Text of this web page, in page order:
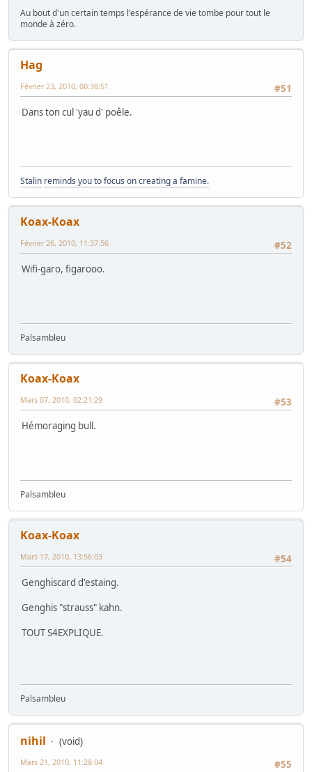
Au bout d'un certain temps l'espérance de vie tombe pour tout le
monde à zéro.
Hag
#51
Février 23, 2010, 00:38:51
Dans ton cul 'yau d' poêle.
Stalin reminds you to focus on creating a famine.
Koax-Koax
#52
Février 26, 2010, 11:37:56
Wifi-garo, figarooo.
Palsambleu
Koax-Koax
#53
Mars 07, 2010, 02:21:29
Hémoraging bull.
Palsambleu
Koax-Koax
#54
Mars 17, 2010, 13:56:03
Genghiscard d'estaing.
Genghis "strauss" kahn.
TOUT S4EXPLIQUE.
Palsambleu
nihil
(void)
#55
Mars 21, 2010, 11:28:04